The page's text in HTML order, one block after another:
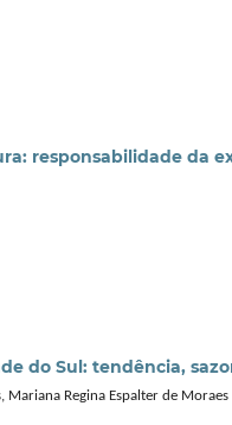
responsabilidade da
do Sul: tendência,
Mariana Regina Espalter de Moraes